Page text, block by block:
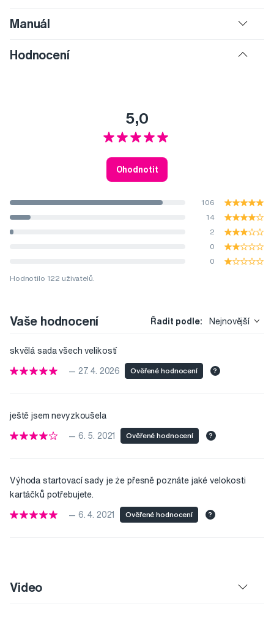
Manuál
Hodnocení
5,0
Ohodnotit
106
14
2
0
0
Hodnotilo 122 uživatelů.
Vaše hodnocení Řadit podle: Nejnovější
skvělá sada všech velikostí
— 27. 4. 2026 Ověřené hodnocení ?
ještě jsem nevyzkoušela
— 6. 5. 2021 Ověřené hodnocení ?
Výhoda startovací sady je że přesně poznáte jaké velokosti
kartáčků potřebujete.
— 6. 4. 2021 Ověřené hodnocení ?
Video